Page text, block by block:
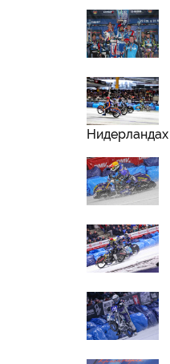
Нидерландах